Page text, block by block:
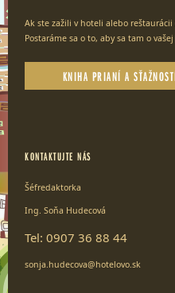
Ak ste zažili v hoteli alebo
Postaráme sa o to, aby sa tam o
KNIHA PRIANÍ A
KONTAKTUJTE NÁS
Šéfredaktorka
Ing. Soňa Hudecová
Tel: 0907 36 88 44
sonja.hudecova@hotelovo.sk